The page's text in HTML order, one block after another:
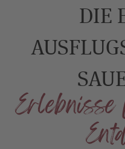
DIE
Erlebnisse